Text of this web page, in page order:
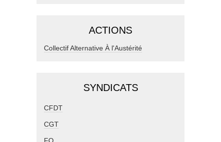
ACTIONS
Collectif Alternative À l'Austérité
SYNDICATS
CFDT
CGT